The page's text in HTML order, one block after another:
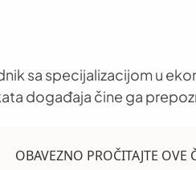
sa specijalizacijom u
događaja čine ga
OBAVEZNO PROČITAJTE OVE